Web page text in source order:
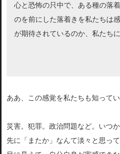
心と恐怖の只中で、ある種の落
のを前にした落着きを私たちは
が期待されているのか、私たち
ああ、この感覚を私たちも知ってい
災害。犯罪。政治問題など。いつ
先に「またか」なんて淡々と思っ